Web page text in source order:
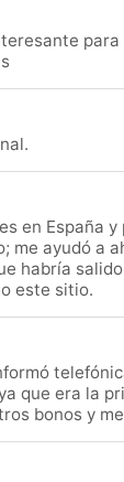
en España
me ayudó a
habría
este sitio.
que era la
bonos y